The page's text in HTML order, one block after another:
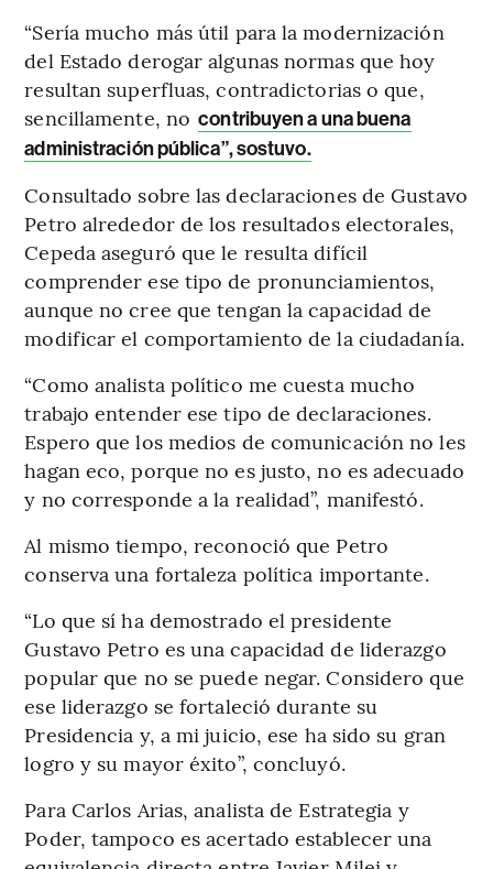
“Sería mucho más útil para la modernización
del Estado derogar algunas normas que hoy
resultan superfluas, contradictorias o que,
sencillamente, no contribuyen a una buena
administración pública”, sostuvo.
Consultado sobre las declaraciones de Gustavo
Petro alrededor de los resultados electorales,
Cepeda aseguró que le resulta difícil
comprender ese tipo de pronunciamientos,
aunque no cree que tengan la capacidad de
modificar el comportamiento de la ciudadanía.
“Como analista político me cuesta mucho
trabajo entender ese tipo de declaraciones.
Espero que los medios de comunicación no les
hagan eco, porque no es justo, no es adecuado
y no corresponde a la realidad”, manifestó.
Al mismo tiempo, reconoció que Petro
conserva una fortaleza política importante.
“Lo que sí ha demostrado el presidente
Gustavo Petro es una capacidad de liderazgo
popular que no se puede negar. Considero que
ese liderazgo se fortaleció durante su
Presidencia y, a mi juicio, ese ha sido su gran
logro y su mayor éxito”, concluyó.
Para Carlos Arias, analista de Estrategia y
Poder, tampoco es acertado establecer una